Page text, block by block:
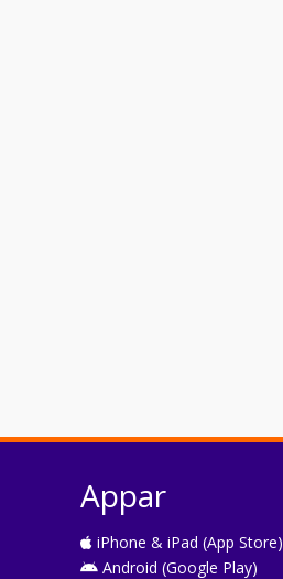
Appar
iPhone & iPad (App Store)
Android (Google Play)